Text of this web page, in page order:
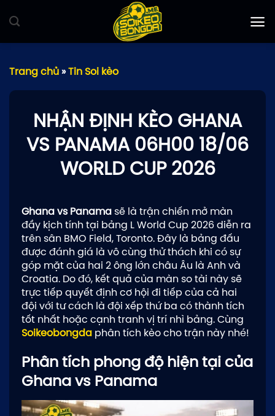
qua
Trang chủ»Tin Soi kèo
NHẬN ĐỊNH KÈO GHANA
VS PANAMA 06H00 18/06
WORLD CUP 2026
Ghana vs Panamasẽ là trận chiến mở màn
đầy kịch tính tại bảng L World Cup 2026 diễn ra
trên sân BMO Field, Toronto. Đây là bảng đấu
được đánh giá là vô cùng thử thách khi có sự
góp mặt của hai 2 ông lớn châu Âu là Anh và
Croatia. Do đó, kết quả của màn so tài này sẽ
trực tiếp quyết định cơ hội đi tiếp của cả hai
đội với tư cách là đội xếp thứ ba có thành tích
tốt nhất hoặc cạnh tranh vị trí nhì bảng. Cùng
Soikeobongda phân tích kèo cho trận này nhé!
Phân tích phong độ hiện tại của
Ghana vs Panama